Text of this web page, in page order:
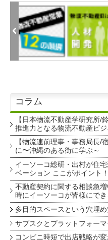
コラム
【日本物流不動産学研究所/
推進力となる物流不動産ビジ
【物流連前理事・事務局長/
に〜沖縄のある街に学ぶ～
イーソーコ総研・出村が住
ベーション ここがポイント
不動産契約に関する相談急
時にイーソーコが皆様にでき
多目的スペースという穴埋
サブスクとプラットフォー
コンビニ時短で出店戦略が変